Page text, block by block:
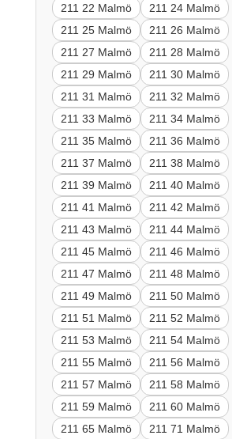
211 22 Malmö
211 24 Malmö
211 25 Malmö
211 26 Malmö
211 27 Malmö
211 28 Malmö
211 29 Malmö
211 30 Malmö
211 31 Malmö
211 32 Malmö
211 33 Malmö
211 34 Malmö
211 35 Malmö
211 36 Malmö
211 37 Malmö
211 38 Malmö
211 39 Malmö
211 40 Malmö
211 41 Malmö
211 42 Malmö
211 43 Malmö
211 44 Malmö
211 45 Malmö
211 46 Malmö
211 47 Malmö
211 48 Malmö
211 49 Malmö
211 50 Malmö
211 51 Malmö
211 52 Malmö
211 53 Malmö
211 54 Malmö
211 55 Malmö
211 56 Malmö
211 57 Malmö
211 58 Malmö
211 59 Malmö
211 60 Malmö
211 65 Malmö
211 71 Malmö